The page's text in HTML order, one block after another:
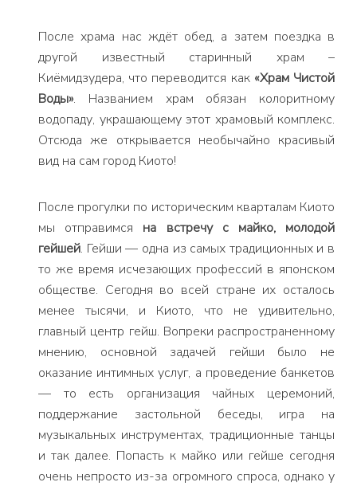
После храма нас ждёт обед, а затем поездка в
другой известный старинный храм –
Киёмидзудера, что переводится как «Храм Чистой
Воды». Названием храм обязан колоритному
водопаду, украшающему этот храмовый комплекс.
Отсюда же открывается необычайно красивый
вид на сам город Киото!
После прогулки по историческим кварталам Киото
мы отправимся на встречу с майко, молодой
гейшей. Гейши — одна из самых традиционных и в
то же время исчезающих профессий в японском
обществе. Сегодня во всей стране их осталось
менее тысячи, и Киото, что не удивительно,
главный центр гейш. Вопреки распространенному
мнению, основной задачей гейши было не
оказание интимных услуг, а проведение банкетов
— то есть организация чайных церемоний,
поддержание застольной беседы, игра на
музыкальных инструментах, традиционные танцы
и так далее. Попасть к майко или гейше сегодня
очень непросто из-за огромного спроса, однако у